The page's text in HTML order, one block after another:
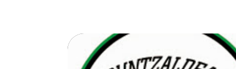
DEIALDIAK-CONVOCATORIAS